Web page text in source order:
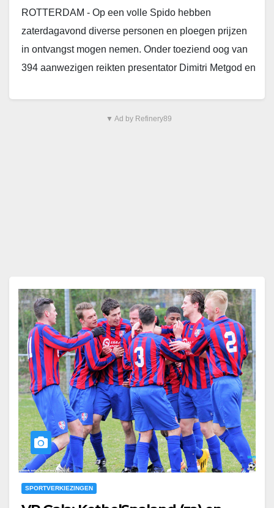
ROTTERDAM - Op een volle Spido hebben
zaterdagavond diverse personen en ploegen prijzen
in ontvangst mogen nemen. Onder toeziend oog van
394 aanwezigen reikten presentator Dimitri Metgod en
▼ Ad by Refinery89
SPORTVERKIEZINGEN